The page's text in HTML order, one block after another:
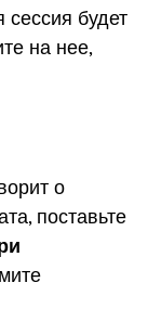
будет
на нее,
о
поставьте